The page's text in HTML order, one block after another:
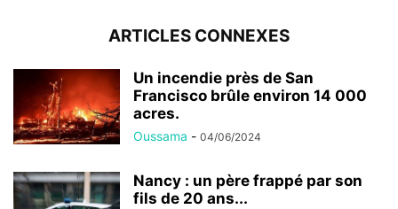
ARTICLES CONNEXES
Un incendie près de San
Francisco brûle environ 14 000
acres.
Oussama - 04/06/2024
Nancy : un père frappé par son
fils de 20 ans...